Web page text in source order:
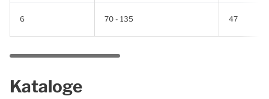
6 70 - 135 47
Kataloge